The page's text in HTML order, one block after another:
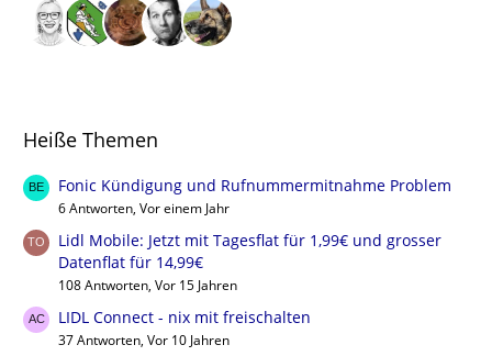
Heiße Themen
Fonic Kündigung und Rufnummermitnahme Problem
6 Antworten, Vor einem Jahr
Lidl Mobile: Jetzt mit Tagesflat für 1,99€ und grosser
Datenflat für 14,99€
108 Antworten, Vor 15 Jahren
LIDL Connect - nix mit freischalten
37 Antworten, Vor 10 Jahren